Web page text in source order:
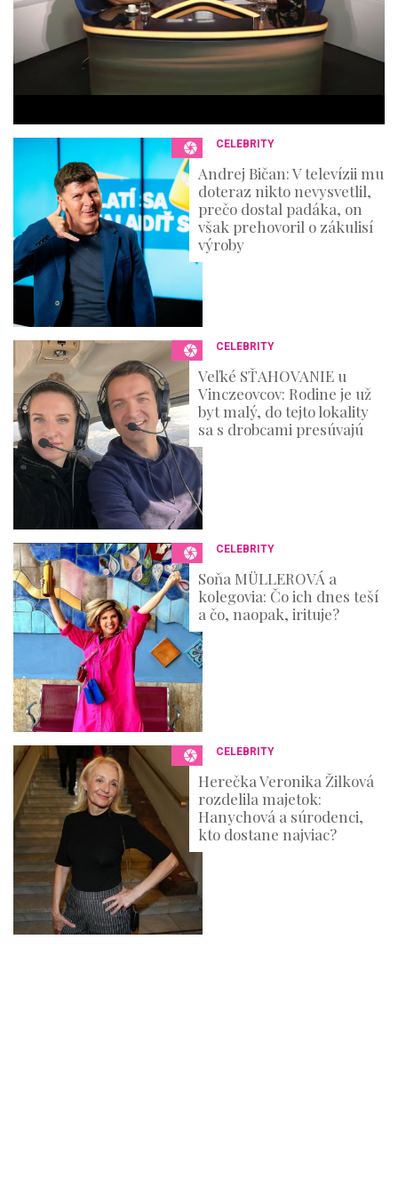
e
6
s
CELEBRITY
Andrej Bičan: V televízii mu
doteraz nikto nevysvetlil,
prečo dostal padáka, on
však prehovoril o zákulisí
výroby
CELEBRITY
Veľké SŤAHOVANIE u
Vinczeovcov: Rodine je už
byt malý, do tejto lokality
sa s drobcami presúvajú
CELEBRITY
Soňa MÜLLEROVÁ a
kolegovia: Čo ich dnes teší
a čo, naopak, irituje?
CELEBRITY
Herečka Veronika Žilková
rozdelila majetok:
Hanychová a súrodenci,
kto dostane najviac?